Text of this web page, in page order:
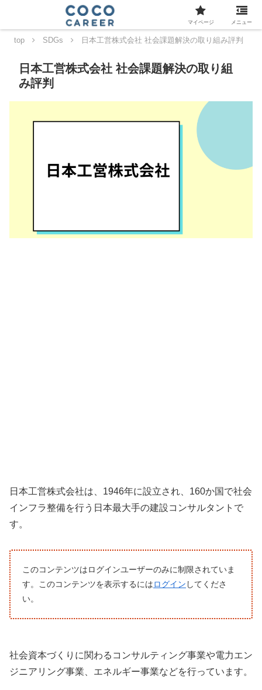
top SDGs 日本工営株式会社 社会課題解決の取り組み評判
日本工営株式会社 社会課題解決の取り組
み評判
日本工営株式会社は、1946年に設立され、160か国で社会
インフラ整備を行う日本最大手の建設コンサルタントで
す。
このコンテンツはログインユーザーのみに制限されていま
す。このコンテンツを表示するにはログイン してくださ
い。
社会資本づくりに関わるコンサルティング事業や電力エン
ジニアリング事業、エネルギー事業などを行っています。
マイページ メニュー